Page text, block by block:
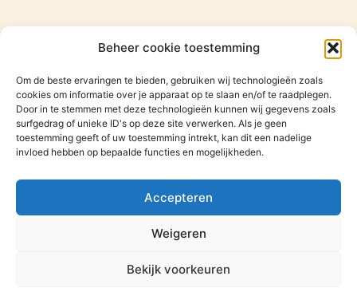
Beheer cookie toestemming
Om de beste ervaringen te bieden, gebruiken wij technologieën zoals
cookies om informatie over je apparaat op te slaan en/of te raadplegen.
Door in te stemmen met deze technologieën kunnen wij gegevens zoals
surfgedrag of unieke ID's op deze site verwerken. Als je geen
toestemming geeft of uw toestemming intrekt, kan dit een nadelige
invloed hebben op bepaalde functies en mogelijkheden.
Accepteren
Weigeren
Bekijk voorkeuren